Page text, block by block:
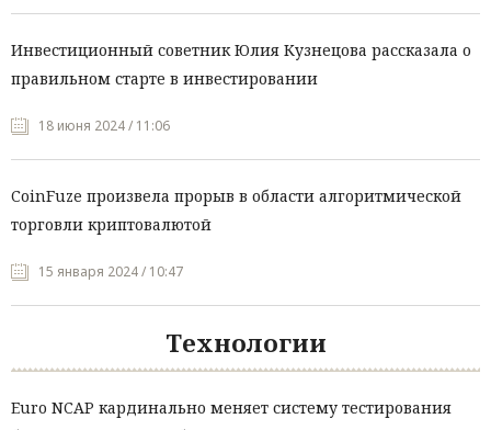
Инвестиционный советник Юлия Кузнецова рассказала о
правильном старте в инвестировании
18 июня 2024 / 11:06
CoinFuze произвела прорыв в области алгоритмической
торговли криптовалютой
15 января 2024 / 10:47
Технологии
Euro NCAP кардинально меняет систему тестирования